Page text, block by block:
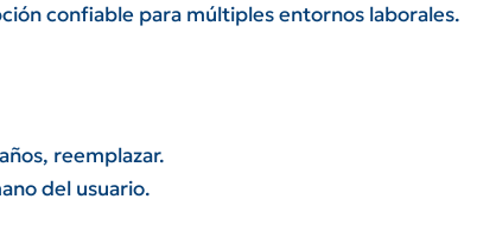
confiable para múltiples entornos laborales.
reemplazar.
del usuario.